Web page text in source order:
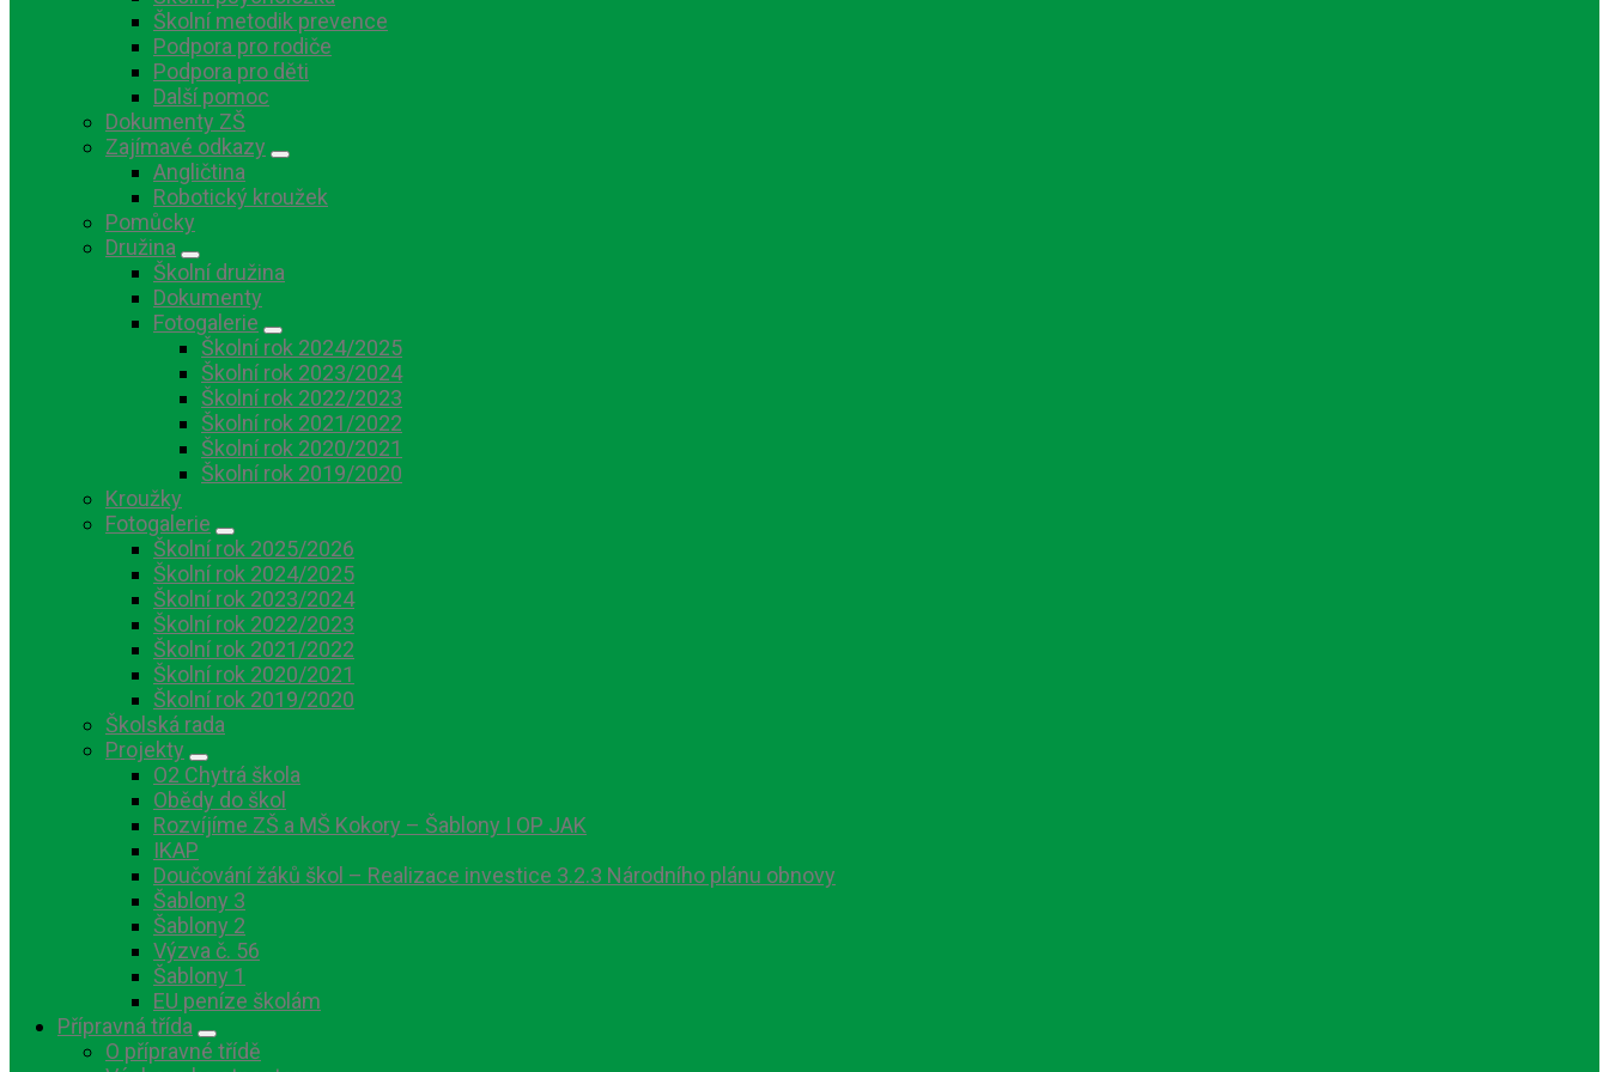
Školní metodik prevence
Podpora pro rodiče
Podpora pro děti
Další pomoc
Dokumenty ZŠ
Zajímavé odkazy
Angličtina
Robotický kroužek
Pomůcky
Družina
Školní družina
Dokumenty
Fotogalerie
Školní rok 2024/2025
Školní rok 2023/2024
Školní rok 2022/2023
Školní rok 2021/2022
Školní rok 2020/2021
Školní rok 2019/2020
Kroužky
Fotogalerie
Školní rok 2025/2026
Školní rok 2024/2025
Školní rok 2023/2024
Školní rok 2022/2023
Školní rok 2021/2022
Školní rok 2020/2021
Školní rok 2019/2020
Školská rada
Projekty
O2 Chytrá škola
Obědy do škol
Rozvíjíme ZŠ a MŠ Kokory – Šablony I OP JAK
IKAP
Doučování žáků škol – Realizace investice 3.2.3 Národního plánu obnovy
Šablony 3
Šablony 2
Výzva č. 56
Šablony 1
EU peníze školám
Přípravná třída
O přípravné třídě